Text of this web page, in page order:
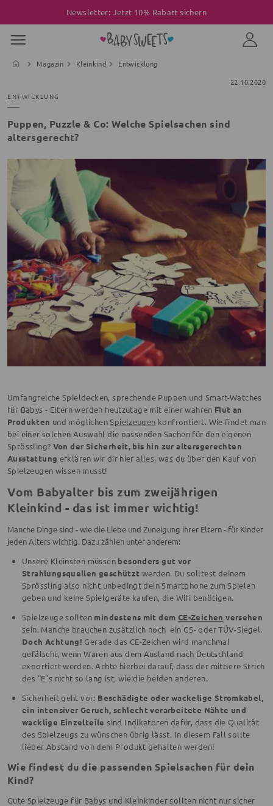
Newsletter: Jetzt 10% Rabatt sichern
Magazin Kleinkind
Entwicklung
22.10.2020
ENTWICKLUNG
Puppen, Puzzle & Co: Welche Spielsachen sind
altersgerecht?
Umfangreiche Spieldecken, sprechende Puppen und Smart-Watches
für Babys - Eltern werden heutzutage mit einer wahren Flut an
Produkten und möglichenSpielzeugen konfrontiert. Wie findet man
bei einer solchen Auswahl die passenden Sachen für den eigenen
Sprössling? Von der Sicherheit, bis hin zur altersgerechten
Ausstattung erklären wir dir hier alles, was du über den Kauf von
Spielzeugen wissen musst!
Vom Babyalter bis zum zweijährigen
Kleinkind - das ist immer wichtig!
Manche Dinge sind - wie die Liebe und Zuneigung ihrer Eltern - für Kinder
jeden Alters wichtig. Dazu zählen unter anderem:
Unsere Kleinsten müssen besonders gut vor
Strahlungsquellen geschützt werden. Du solltest deinem
Sprössling also nicht unbedingt dein Smartphone zum Spielen
geben und keine Spielgeräte kaufen, die Wifi benötigen.
Spielzeuge sollten mindestens mit dem CE-Zeichen versehen
sein. Manche brauchen zusätzlich noch ein GS- oder TÜV-Siegel.
Doch Achtung! Gerade das CE-Zeichen wird manchmal
gefälscht, wenn Waren aus dem Ausland nach Deutschland
exportiert werden. Achte hierbei darauf, dass der mittlere Strich
des "E"s nicht so lang ist, wie die beiden anderen.
Sicherheit geht vor: Beschädigte oder wackelige Stromkabel,
ein intensiver Geruch, schlecht verarbeitete Nähte und
wacklige Einzelteile sind Indikatoren dafür, dass die Qualität
des Spielzeugs zu wünschen übrig lässt. In diesem Fall sollte
lieber Abstand von dem Produkt gehalten werden!
Wie findest du die passenden Spielsachen für dein
Kind?
Gute Spielzeuge für Babys und Kleinkinder sollten nicht nur sicher